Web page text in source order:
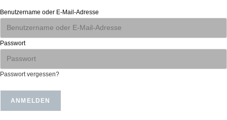
Benutzername oder E-Mail-Adresse
Passwort
Passwort vergessen?